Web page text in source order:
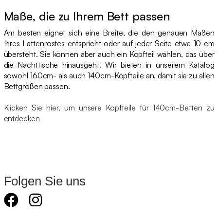
Maße, die zu Ihrem Bett passen
Am besten eignet sich eine Breite, die den genauen Maßen
Ihres Lattenrostes entspricht oder auf jeder Seite etwa 10 cm
übersteht. Sie können aber auch ein Kopfteil wählen, das über
die Nachttische hinausgeht. Wir bieten in unserem Katalog
sowohl 160cm- als auch 140cm-Kopfteile an, damit sie zu allen
Bettgrößen passen.
Klicken Sie hier, um unsere Kopfteile für 140cm-Betten zu
entdecken
Folgen Sie uns